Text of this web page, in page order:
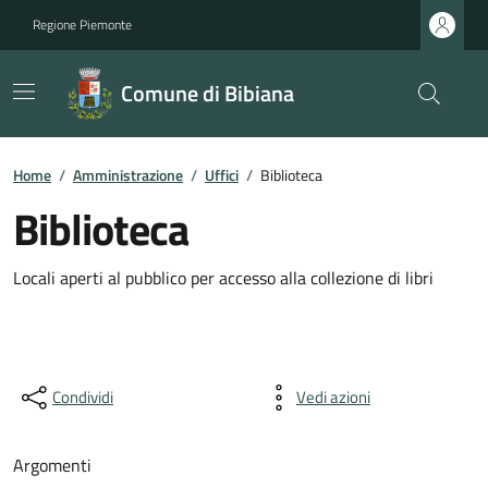
Regione Piemonte
Comune di Bibiana
Home / Amministrazione / Uffici / Biblioteca
Biblioteca
Locali aperti al pubblico per accesso alla collezione di libri
Condividi Vedi azioni
Argomenti